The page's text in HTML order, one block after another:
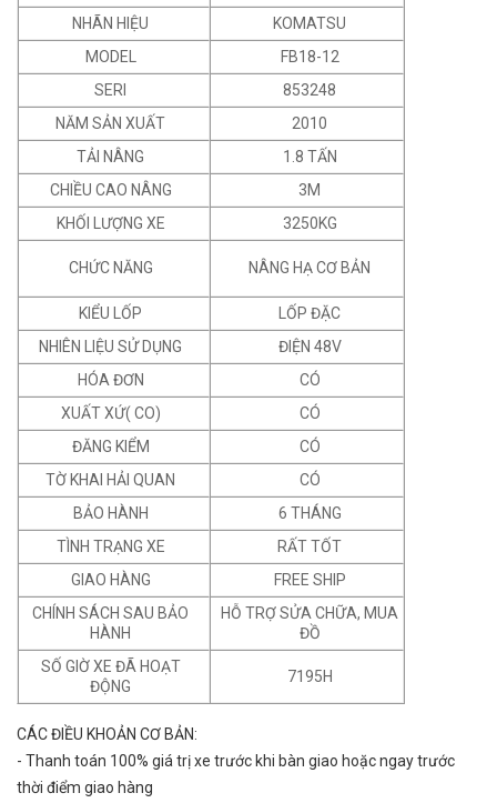
NHÃN HIỆU
KOMATSU
MODEL
FB18-12
SERI
853248
NĂM SẢN XUẤT
2010
TẢI NÂNG
1.8 TẤN
CHIỀU CAO NÂNG
3M
KHỐI LƯỢNG XE
3250KG
CHỨC NĂNG NÂNG HẠ CƠ BẢN
KIỂU LỐP
LỐP ĐẶC
NHIÊN LIỆU SỬ DỤNG
ĐIỆN 48V
HÓA ĐƠN
CÓ
XUẤT XỨ( CO)
CÓ
ĐĂNG KIỂM
CÓ
TỜ KHAI HẢI QUAN
CÓ
BẢO HÀNH
6 THÁNG
TÌNH TRẠNG XE
RẤT TỐT
GIAO HÀNG
FREE SHIP
CHÍNH SÁCH SAU BẢO
HÀNH
HỖ TRỢ SỬA CHỮA, MUA
ĐỒ
SỐ GIỜ XE ĐÃ HOẠT
ĐỘNG
7195H
CÁC ĐIỀU KHOẢN CƠ BẢN:
- Thanh toán 100% giá trị xe trước khi bàn giao hoặc ngay trước
thời điểm giao hàng